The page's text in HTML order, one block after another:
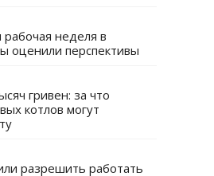
неделя в
оценили перспективы
гривен: за что
котлов могут
разрешить работать